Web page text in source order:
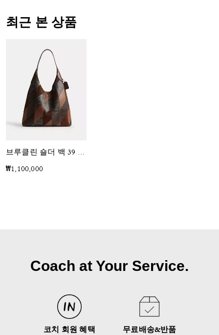
최근 본 상품
브루클린 숄더 백 39 위드 스네이크스킨 패치워크
₩1,100,000
Coach at Your Service.
코치 회원 혜택
무료배송&반품